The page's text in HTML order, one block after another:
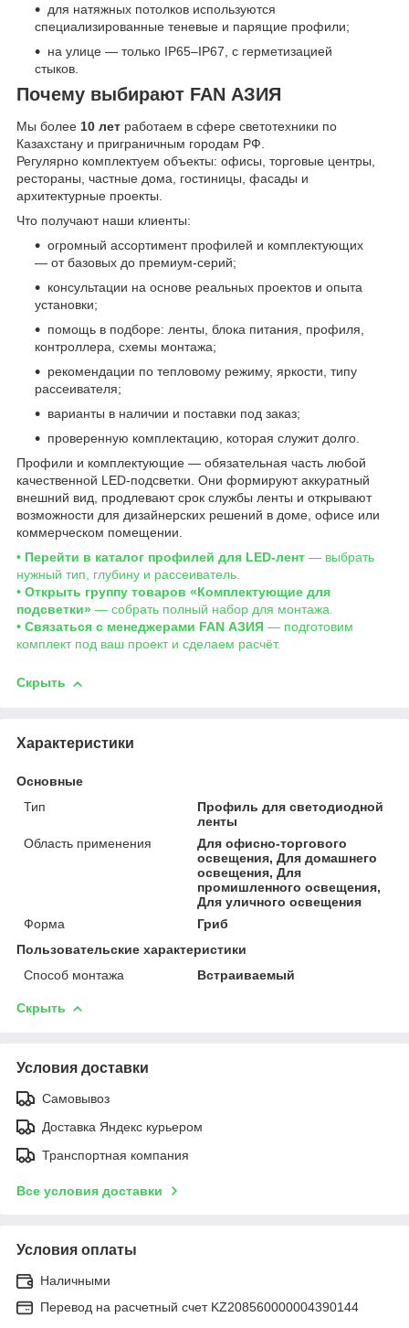
для натяжных потолков используются
специализированные теневые и парящие профили;
на улице — только IP65–IP67, с герметизацией
стыков.
Почему выбирают FAN АЗИЯ
Мы более 10 лет работаем в сфере светотехники по
Казахстану и приграничным городам РФ.
Регулярно комплектуем объекты: офисы, торговые центры,
рестораны, частные дома, гостиницы, фасады и
архитектурные проекты.
Что получают наши клиенты:
огромный ассортимент профилей и комплектующих
— от базовых до премиум-серий;
консультации на основе реальных проектов и опыта
установки;
помощь в подборе: ленты, блока питания, профиля,
контроллера, схемы монтажа;
рекомендации по тепловому режиму, яркости, типу
рассеивателя;
варианты в наличии и поставки под заказ;
проверенную комплектацию, которая служит долго.
Профили и комплектующие — обязательная часть любой
качественной LED-подсветки. Они формируют аккуратный
внешний вид, продлевают срок службы ленты и открывают
возможности для дизайнерских решений в доме, офисе или
коммерческом помещении.
• Перейти в каталог профилей для LED-лент — выбрать
нужный тип, глубину и рассеиватель.
• Открыть группу товаров «Комплектующие для
подсветки» — собрать полный набор для монтажа.
• Связаться с менеджерами FAN АЗИЯ — подготовим
комплект под ваш проект и сделаем расчёт.
Скрыть
Характеристики
Основные
Тип
Профиль для светодиодной
ленты
Область применения
Для офисно-торгового
освещения, Для домашнего
освещения, Для
промишленного освещения,
Для уличного освещения
Форма
Гриб
Пользовательские характеристики
Способ монтажа
Встраиваемый
Скрыть
Условия доставки
Самовывоз
Доставка Яндекс курьером
Транспортная компания
Все условия доставки
Условия оплаты
Наличными
Перевод на расчетный счет KZ208560000004390144